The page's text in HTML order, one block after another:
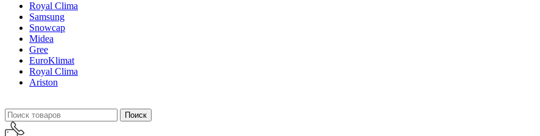
Royal Clima
Samsung
Snowcap
Midea
Gree
EuroKlimat
Royal Clima
Ariston
Поиск